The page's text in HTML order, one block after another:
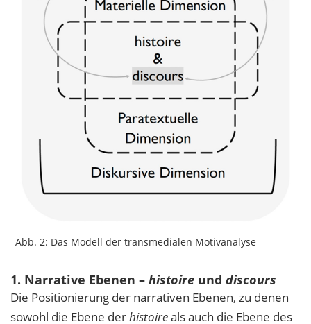
Abb. 2: Das Modell der transmedialen Motivanalyse
1. Narrative Ebenen – histoire und discours
Die Positionierung der narrativen Ebenen, zu denen
sowohl die Ebene derhistoireals auch die Ebene des